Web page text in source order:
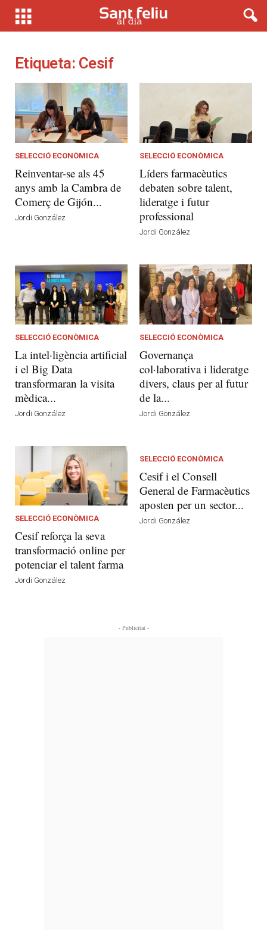
Etiqueta: Cesif
SELECCIÓ ECONÒMICA
Reinventar-se als 45
anys amb la Cambra de
Comerç de Gijón...
Jordi González
SELECCIÓ ECONÒMICA
Líders farmacèutics
debaten sobre talent,
lideratge i futur
professional
Jordi González
SELECCIÓ ECONÒMICA
La intel·ligència artificial
i el Big Data
transformaran la visita
mèdica...
Jordi González
SELECCIÓ ECONÒMICA
Governança
col·laborativa i lideratge
divers, claus per al futur
de la...
Jordi González
SELECCIÓ ECONÒMICA
Cesif reforça la seva
transformació online per
potenciar el talent farma
Jordi González
SELECCIÓ ECONÒMICA
Cesif i el Consell
General de Farmacèutics
aposten per un sector...
Jordi González
- Publicitat -